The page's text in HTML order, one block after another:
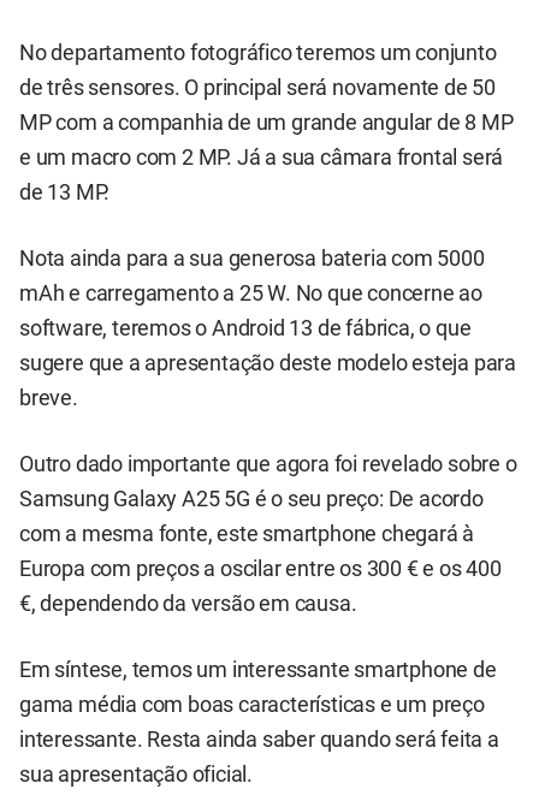
No departamento fotográfico teremos um conjunto
de três sensores. O principal será novamente de 50
MP com a companhia de um grande angular de 8 MP
e um macro com 2 MP. Já a sua câmara frontal será
de 13 MP.
Nota ainda para a sua generosa bateria com 5000
mAh e carregamento a 25 W. No que concerne ao
software, teremos o Android 13 de fábrica, o que
sugere que a apresentação deste modelo esteja para
breve.
Outro dado importante que agora foi revelado sobre o
Samsung Galaxy A25 5G é o seu preço: De acordo
com a mesma fonte, este smartphone chegará à
Europa com preços a oscilar entre os 300 € e os 400
€, dependendo da versão em causa.
Em síntese, temos um interessante smartphone de
gama média com boas características e um preço
interessante. Resta ainda saber quando será feita a
sua apresentação oficial.